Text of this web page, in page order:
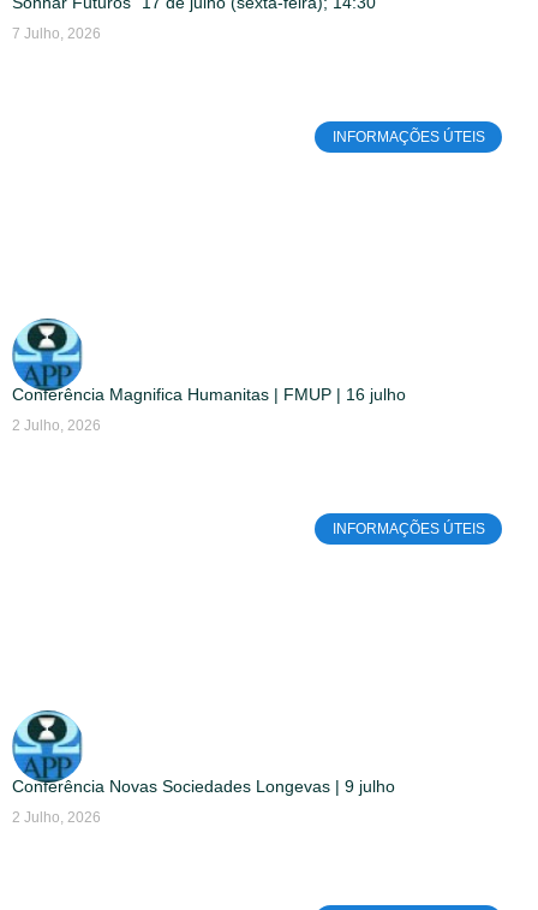
7 Julho, 2026
INFORMAÇÕES ÚTEIS
Conferência Magnifica Humanitas | FMUP | 16 julho
2 Julho, 2026
INFORMAÇÕES ÚTEIS
Conferência Novas Sociedades Longevas | 9 julho
2 Julho, 2026